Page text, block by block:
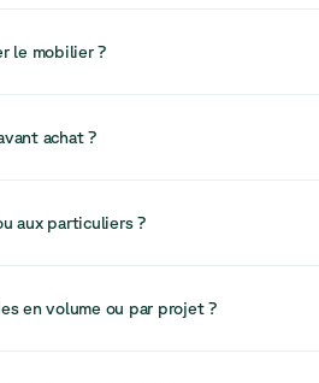
de la nature circulaire de notre
le mobilier ?
peut être revendu, réutilisé ou
vie.
achat ?
et d’un stock limité, nous ne réservons
disponibilité.
aux particuliers ?
entreprises, mais pouvons également
des espaces de travail
en volume ou par projet ?
envergure ou les commandes en